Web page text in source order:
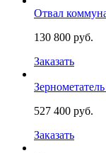
Отвал
130 800 руб.
Заказать
527 400 руб.
Заказать